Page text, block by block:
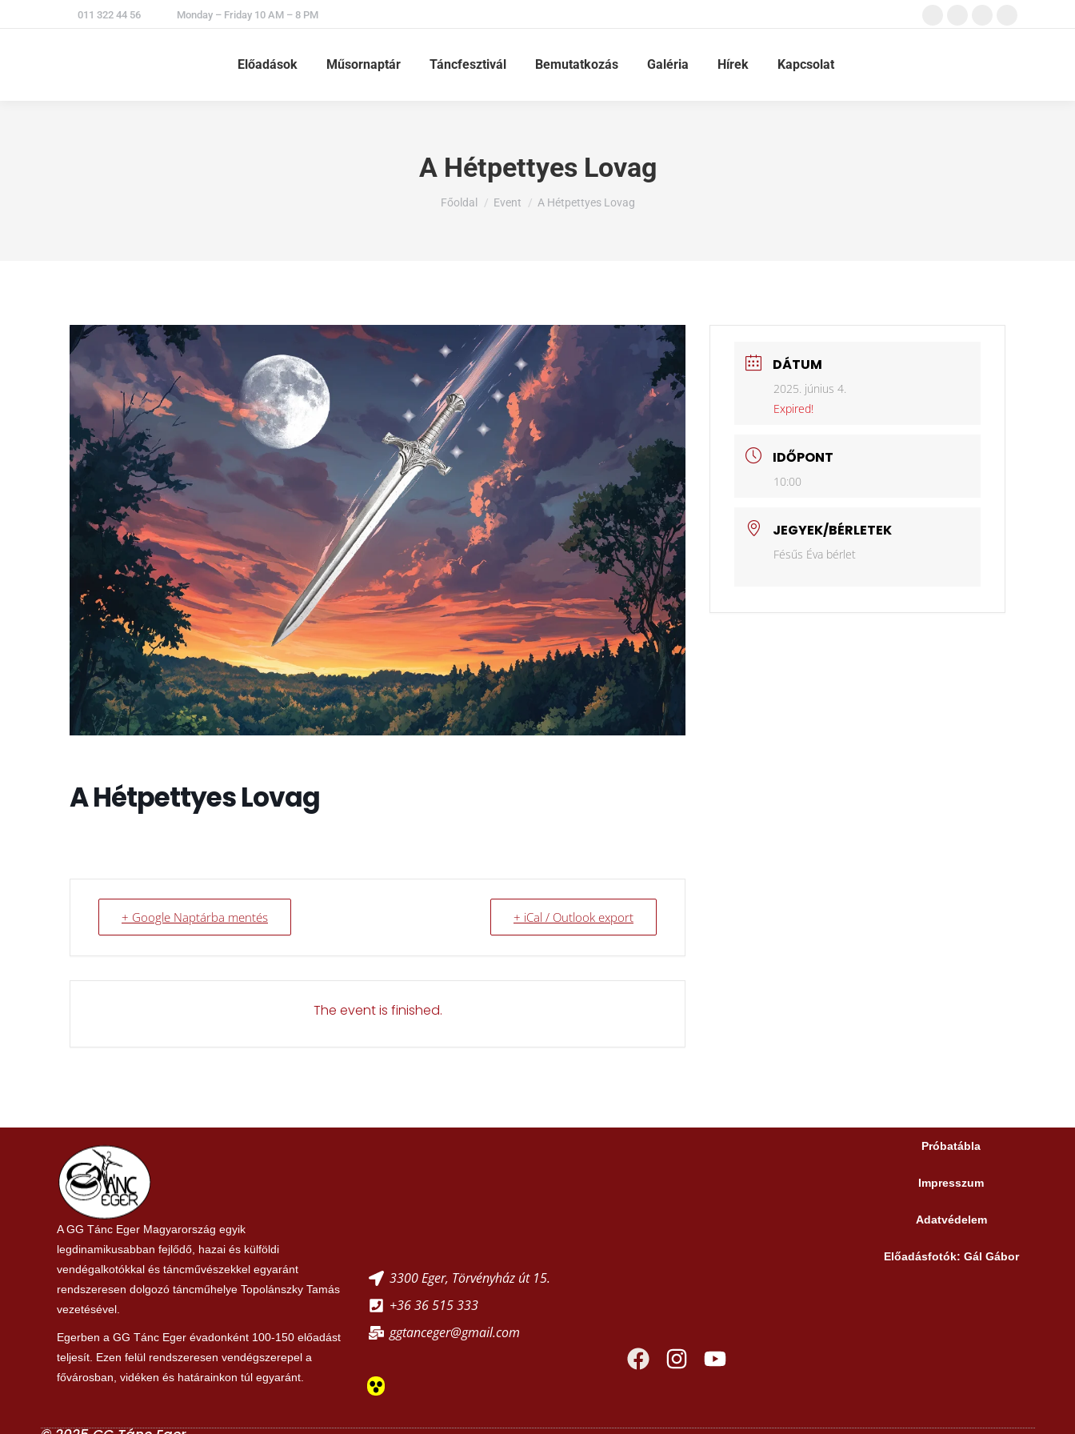
011 322 44 56 Monday – Friday 10 AM – 8 PM
Előadások Műsornaptár Táncfesztivál Bemutatkozás Galéria Hírek Kapcsolat
A Hétpettyes Lovag
Ön itt van:
Főoldal Event A Hétpettyes Lovag
A Hétpettyes Lovag
+ Google Naptárba mentés + iCal / Outlook export
The event is finished.
DÁTUM
2025. június 4.
Expired!
IDŐPONT
10:00
JEGYEK/BÉRLETEK
Fésűs Éva bérlet
A GG Tánc Eger Magyarország egyik
legdinamikusabban fejlődő, hazai és külföldi
vendégalkotókkal és táncművészekkel egyaránt
rendszeresen dolgozó táncműhelye Topolánszky Tamás
vezetésével.
Egerben a GG Tánc Eger évadonként 100-150 előadást
teljesít. Ezen felül rendszeresen vendégszerepel a
fővárosban, vidéken és határainkon túl egyaránt.
3300 Eger, Törvényház út 15.
+36 36 515 333
ggtanceger@gmail.com
Próbatábla
Impresszum
Adatvédelem
Előadásfotók: Gál Gábor